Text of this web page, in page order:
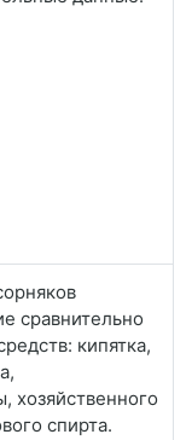
сравнительно
кипятка,
хозяйственного
спирта.